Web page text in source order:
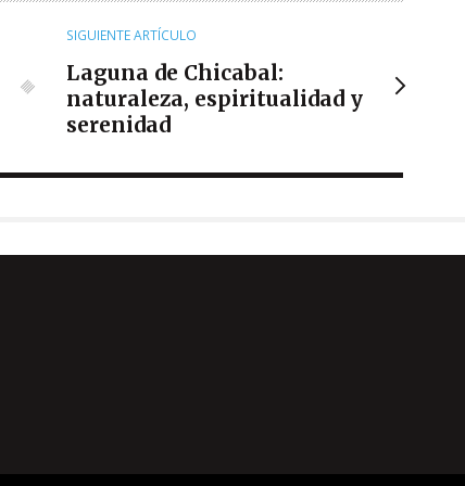
SIGUIENTE ARTÍCULO
Laguna de Chicabal:
naturaleza, espiritualidad y
serenidad